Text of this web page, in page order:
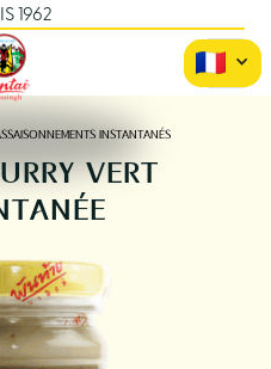
1962
INSTANTANÉS
VERT